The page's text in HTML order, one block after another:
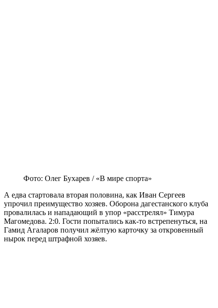
Фото: Олег Бухарев / «В мире спорта»
А едва стартовала вторая половина, как Иван Сергеев
упрочил преимущество хозяев. Оборона дагестанского клуба
провалилась и нападающий в упор «расстрелял» Тимура
Магомедова. 2:0. Гости попытались как-то встрепенуться, на
Гамид Агаларов получил жёлтую карточку за откровенный
нырок перед штрафной хозяев.